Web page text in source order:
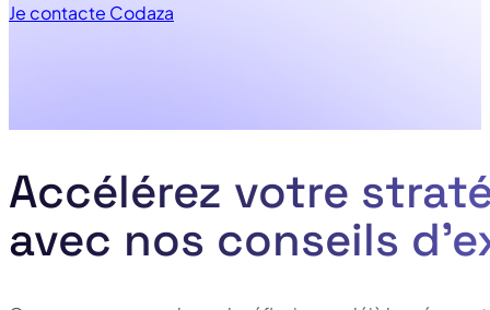
Je contacte Codaza
Accélérez votre
avec nos conseils